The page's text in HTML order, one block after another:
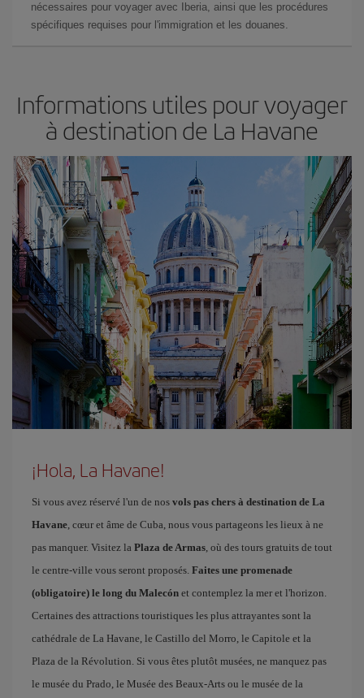
nécessaires pour voyager avec Iberia, ainsi que les procédures
spécifiques requises pour l'immigration et les douanes.
Informations utiles pour voyager
à destination de La Havane
¡Hola, La Havane!
Si vous avez réservé l'un de nos vols pas chers à destination de La
Havane, cœur et âme de Cuba, nous vous partageons les lieux à ne
pas manquer. Visitez la Plaza de Armas, où des tours gratuits de tout
le centre-ville vous seront proposés. Faites une promenade
(obligatoire) le long du Malecón et contemplez la mer et l'horizon.
Certaines des attractions touristiques les plus attrayantes sont la
cathédrale de La Havane, le Castillo del Morro, le Capitole et la
Plaza de la Révolution. Si vous êtes plutôt musées, ne manquez pas
le musée du Prado, le Musée des Beaux-Arts ou le musée de la